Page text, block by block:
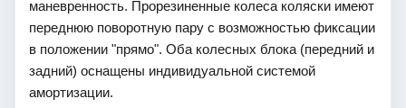
маневренность. Прорезиненные колеса коляски имеют
переднюю поворотную пару с возможностью фиксации
в положении "прямо". Оба колесных блока (передний и
задний) оснащены индивидуальной системой
амортизации.